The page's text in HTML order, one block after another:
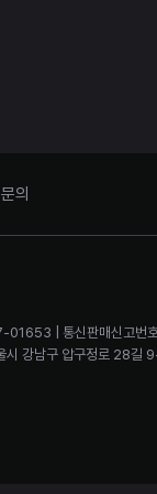
의
01653 | 통신판매신고
시 강남구 압구정로 28